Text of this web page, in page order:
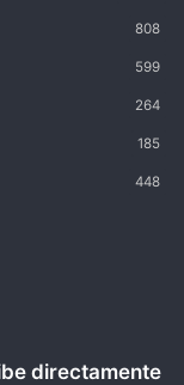
808
599
264
185
448
directamente